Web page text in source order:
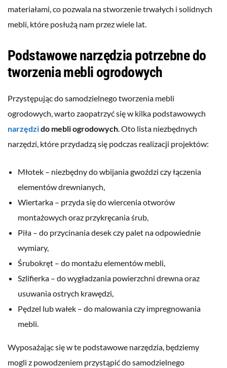
materiałami, co pozwala na stworzenie trwałych i solidnych
mebli, które posłużą nam przez wiele lat.
Podstawowe narzędzia potrzebne do
tworzenia mebli ogrodowych
Przystępując do samodzielnego tworzenia mebli
ogrodowych, warto zaopatrzyć się w kilka podstawowych
narzędzido mebli ogrodowych. Oto lista niezbędnych
narzędzi, które przydadzą się podczas realizacji projektów:
Młotek – niezbędny do wbijania gwoździ czy łączenia
elementów drewnianych,
Wiertarka – przyda się do wiercenia otworów
montażowych oraz przykręcania śrub,
Piła – do przycinania desek czy palet na odpowiednie
wymiary,
Śrubokręt – do montażu elementów mebli,
Szlifierka – do wygładzania powierzchni drewna oraz
usuwania ostrych krawędzi,
Pędzel lub wałek – do malowania czy impregnowania
mebli.
Wyposażając się w te podstawowe narzędzia, będziemy
mogli z powodzeniem przystąpić do samodzielnego